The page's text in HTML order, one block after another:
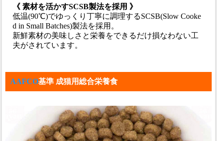
《 素材を活かすSCSB製法を採用 》
低温(90℃)でゆっくり丁寧に調理するSCSB(Slow Cooke
d in Small Batches)製法を採用。
新鮮素材の美味しさと栄養をできるだけ損なわない工
夫がされています。
AAFCO基準 成猫用総合栄養食